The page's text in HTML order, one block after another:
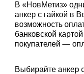
В «НовМетиз»
анкер с гайкой в
возможность
банковской
покупателей —
Выбирайте анкер